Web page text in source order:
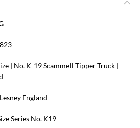
| No. K-19 Scammell Tipper Truck |
England
Series No. K19